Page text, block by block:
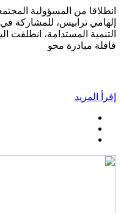
انطلاقا من المسؤولية
إلهامي ترابيس، للمشاركة
قافلة مبادرة محو
إقرأ المزيد